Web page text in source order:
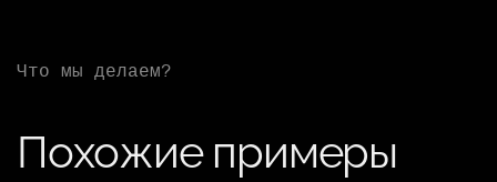
Что мы делаем?
Похожие примеры